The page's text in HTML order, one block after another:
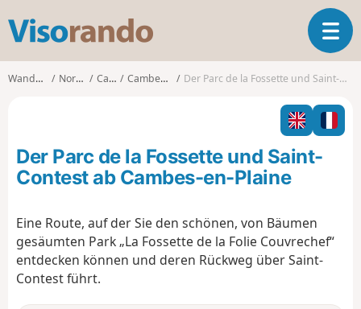
s
o
o
T
o
g
l
n
t
Wanderungen Normandie Calvados Cambes-en-Plaine Der Parc de la Fossette und Saint-Contest ab Cambes-en-Plaine
Der Parc de la Fossette und Saint-
Contest ab Cambes-en-Plaine
Eine Route, auf der Sie den schönen, von Bäumen
gesäumten Park „La Fossette de la Folie Couvrechef“
entdecken können und deren Rückweg über Saint-
Contest führt.